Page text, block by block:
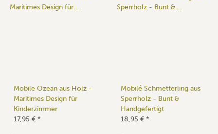
Mobile Ozean aus Holz -
Maritimes Design für
Kinderzimmer
17,95 € *
Mobilé Schmetterling aus
Sperrholz - Bunt &
Handgefertigt
18,95 € *